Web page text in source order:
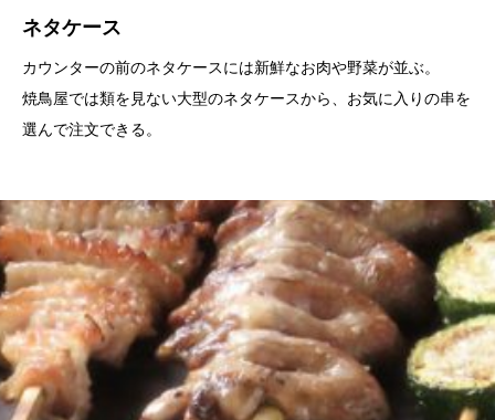
ネタケース
カウンターの前のネタケースには新鮮なお肉や野菜が並ぶ。
焼鳥屋では類を見ない大型のネタケースから、お気に入りの串を
選んで注文できる。